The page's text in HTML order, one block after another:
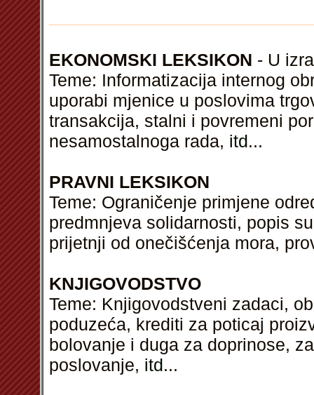
EKONOMSKI LEKSIKON - U
Teme: Informatizacija internog
uporabi mjenice u poslovima
transakcija, stalni i povremeni
nesamostalnoga rada, itd...
PRAVNI LEKSIKON
Teme: Ograničenje primjene
predmnjeva solidarnosti, popis
prijetnji od onečišćenja mora,
KNJIGOVODSTVO
Teme: Knjigovodstveni zadaci,
poduzeća, krediti za poticaj
bolovanje i duga za doprinose,
poslovanje, itd...